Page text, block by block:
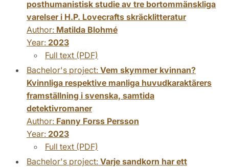
posthumanistisk studie av tre bortommänskliga
varelser i H.P. Lovecrafts skräcklitteratur
Author: Matilda Blohmé
Year: 2023
Full text (PDF)
Bachelor's project: Vem skymmer kvinnan?
Kvinnliga respektive manliga huvudkaraktärers
framställning i svenska, samtida
detektivromaner
Author: Fanny Forss Persson
Year: 2023
Full text (PDF)
Bachelor's project: Varje sandkorn har ett